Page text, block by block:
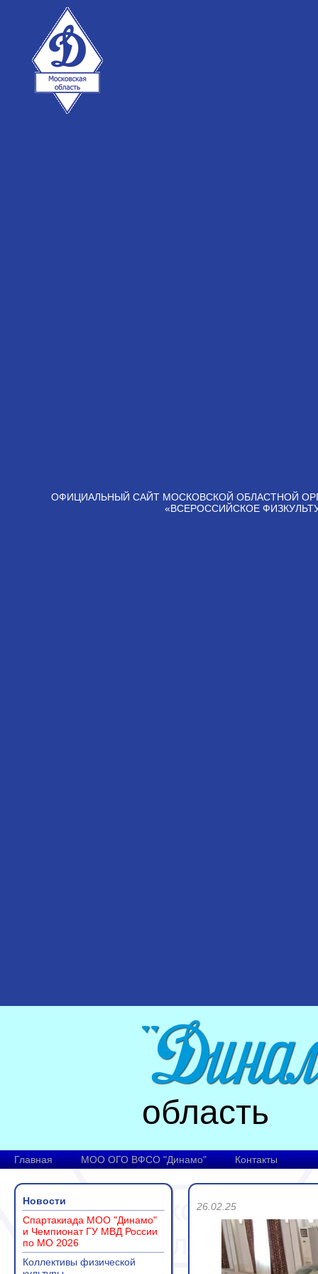
ОФИЦИАЛЬНЫЙ САЙТ МОСКОВСКОЙ ОБЛАСТНОЙ
«ВСЕРОССИЙСКОЕ
область
Главная МОО ОГО ВФСО "Динамо" Контакты
Новости
Спартакиада МОО "Динамо"
и Чемпионат ГУ МВД России
по МО 2026
Коллективы физической
26.02.25